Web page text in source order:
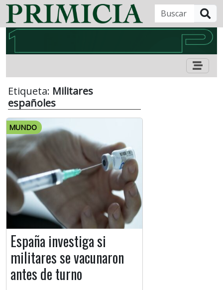
Etiqueta: Militares
españoles
MUNDO
España investiga si
militares se vacunaron
antes de turno